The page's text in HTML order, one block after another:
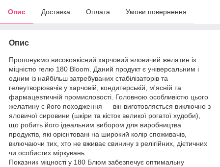
Опис Доставка Оплата Умови повернення
Опис
Пропонуємо високоякісний харчовий яловичий желатин із
міцністю гелю 180 Bloom. Даний продукт є універсальним і
одним із найбільш затребуваних стабілізаторів та
гелеутворювачів у харчовій, кондитерській, м'ясній та
фармацевтичній промисловості. Головною особливістю цього
желатину є його походження — він виготовляється виключно з
яловичої сировини (шкіри та кісток великої рогатої худоби),
що робить його ідеальним вибором для виробництва
продуктів, які орієнтовані на широкий колір споживачів,
включаючи тих, хто не вживає свинину з релігійних, дієтичних
чи особистих міркувань.
Показник міцності у 180 Блюм забезпечує оптимальну